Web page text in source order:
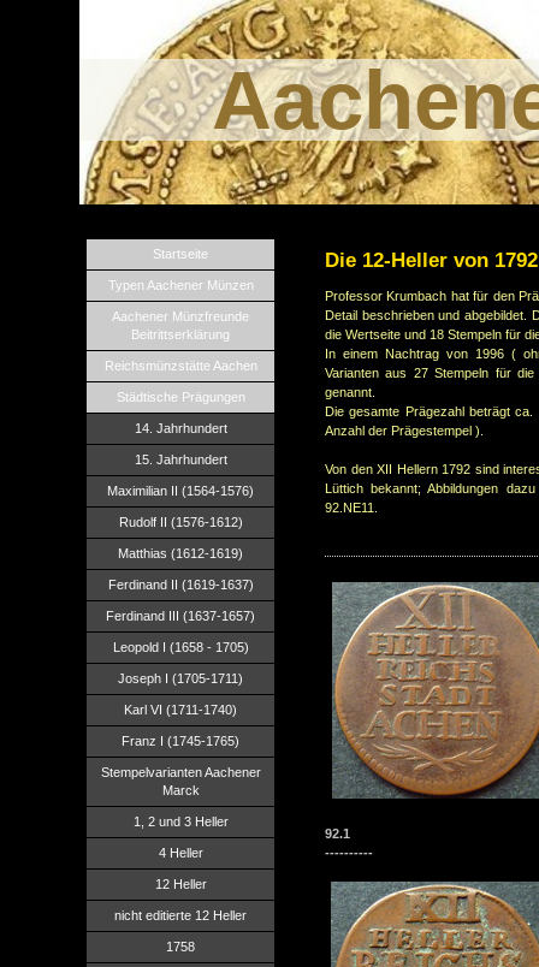
Startseite
Typen Aachener Münzen
Aachener Münzfreunde
Beitrittserklärung
Reichsmünzstätte Aachen
Städtische Prägungen
14. Jahrhundert
15. Jahrhundert
Maximilian II (1564-1576)
Rudolf II (1576-1612)
Matthias (1612-1619)
Ferdinand II (1619-1637)
Ferdinand III (1637-1657)
Leopold I (1658 - 1705)
Joseph I (1705-1711)
Karl VI (1711-1740)
Franz I (1745-1765)
Stempelvarianten Aachener
Marck
1, 2 und 3 Heller
4 Heller
12 Heller
nicht editierte 12 Heller
1758
Die 12-Heller von 1792
Professor Krumbach hat für den
Detail beschrieben und abgebildet.
die Wertseite und 18 Stempeln für
In einem Nachtrag von 1996 (
Varianten aus 27 Stempeln für
genannt.
Die gesamte Prägezahl beträgt
Anzahl der Prägestempel ).
Von den XII Hellern 1792 sind
Lüttich bekannt; Abbildungen
92.NE11.
92.1
----------